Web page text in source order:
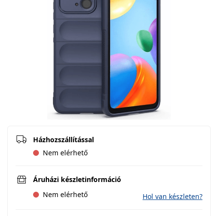
Házhozszállítással
Nem elérhető
Áruházi készletinformáció
Nem elérhető
Hol van készleten?